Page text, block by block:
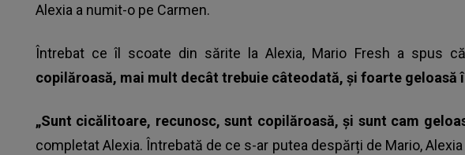
Alexia a numit-o pe Carmen.
Întrebat ce îl scoate din sărite la Alexia, Mario Fresh a spus
copilăroasă, mai mult decât trebuie câteodată, și foarte geloasă
„Sunt cicălitoare, recunosc, sunt copilăroasă, și sunt cam
completat Alexia. Întrebată de ce s-ar putea despărți de Mario,